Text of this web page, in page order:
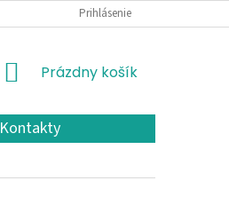
OCHRANA OSOBNÝCH ÚDAJOV A COOKIES
Prihlásenie
NÁKUPNÝ
Prázdny košík
Kontakty